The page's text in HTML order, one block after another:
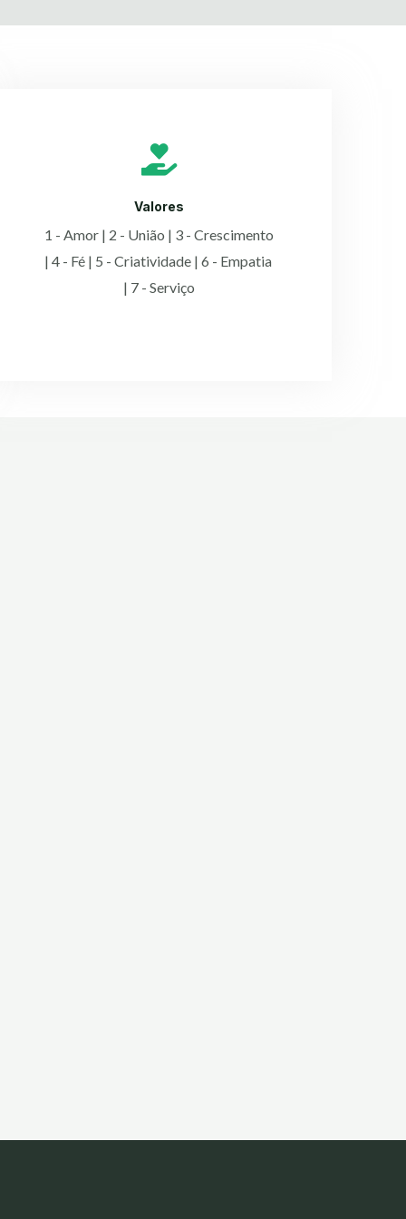
Valores
1 - Amor | 2 - União | 3 - Crescimento
| 4 - Fé | 5 - Criatividade | 6 - Empatia
| 7 - Serviço